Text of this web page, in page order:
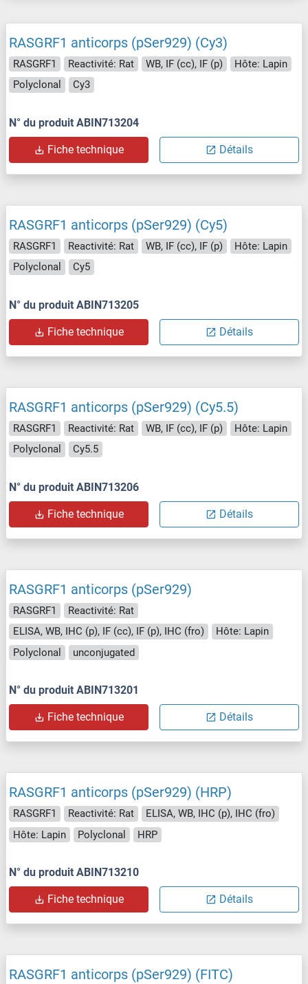
RASGRF1 anticorps (pSer929) (Cy3)
RASGRF1 Reactivité: Rat WB, IF (cc), IF (p)
Hôte: Lapin
Polyclonal
Cy3
N° du produit ABIN713204
Fiche technique Détails
RASGRF1 anticorps (pSer929) (Cy5)
RASGRF1 Reactivité: Rat WB, IF (cc), IF (p)
Hôte: Lapin
Polyclonal
Cy5
N° du produit ABIN713205
Fiche technique Détails
RASGRF1 anticorps (pSer929) (Cy5.5)
RASGRF1 Reactivité: Rat WB, IF (cc), IF (p)
Hôte: Lapin
Polyclonal
Cy5.5
N° du produit ABIN713206
Fiche technique Détails
RASGRF1 anticorps (pSer929)
RASGRF1
Reactivité: Rat
ELISA, WB, IHC (p), IF (cc), IF (p), IHC (fro)
Hôte: Lapin
Polyclonal
unconjugated
N° du produit ABIN713201
Fiche technique Détails
RASGRF1 anticorps (pSer929) (HRP)
RASGRF1 Reactivité: Rat
ELISA, WB, IHC (p), IHC (fro)
Hôte: Lapin
Polyclonal HRP
N° du produit ABIN713210
Fiche technique Détails
RASGRF1 anticorps (pSer929) (FITC)